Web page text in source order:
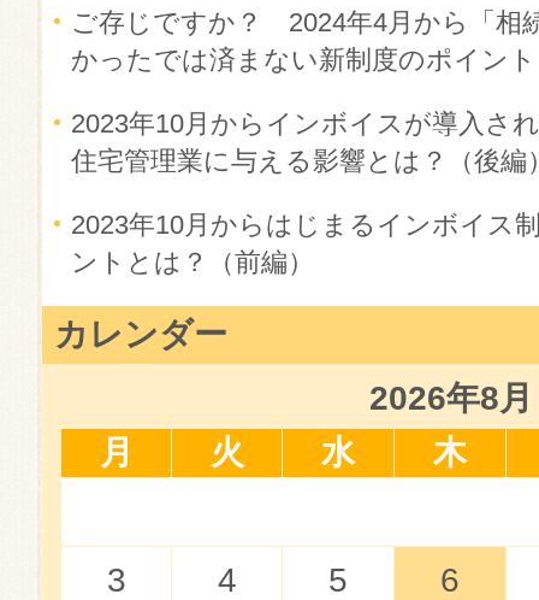
ご存じですか？ 2024年4月から「相
かったでは済まない新制度のポイント
2023年10月からインボイスが導入さ
住宅管理業に与える影響とは？（後編
2023年10月からはじまるインボイス
ントとは？（前編）
カレンダー
2026年8月
月
火 水 木
3 4 5
6